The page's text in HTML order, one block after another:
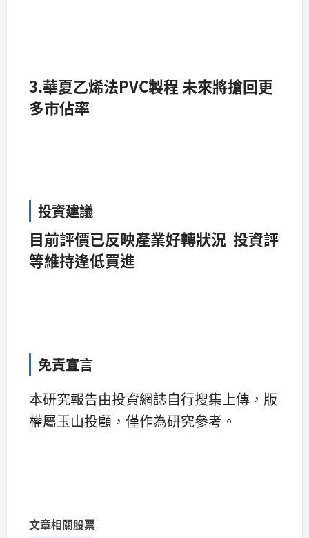
3.華夏乙烯法PVC製程 未來將搶回更
多市佔率
投資建議
目前評價已反映產業好轉狀況 投資評
等維持逢低買進
免責宣言
本研究報告由投資網誌自行搜集上傳，版
權屬玉山投顧，僅作為研究參考。
文章相關股票